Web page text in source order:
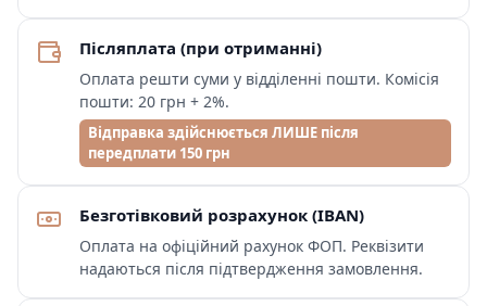
Післяплата (при отриманні)
Оплата решти суми у відділенні пошти. Комісія
пошти: 20 грн + 2%.
Відправка здійснюється ЛИШЕ після
передплати 150 грн
Безготівковий розрахунок (IBAN)
Оплата на офіційний рахунок ФОП. Реквізити
надаються після підтвердження замовлення.